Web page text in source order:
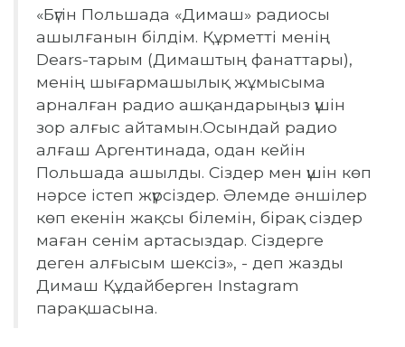
«Бүгін Польшада «Димаш» радиосы
ашылғанын білдім. Құрметті менің
Dears-тарым (Димаштың фанаттары),
менің шығармашылық жұмысыма
арналған радио ашқандарыңыз үшін
зор алғыс айтамын.Осындай радио
алғаш Аргентинада, одан кейін
Польшада ашылды. Сіздер мен үшін көп
нәрсе істеп жүрсіздер. Әлемде әншілер
көп екенін жақсы білемін, бірақ сіздер
маған сенім артасыздар. Сіздерге
деген алғысым шексіз», - деп жазды
Димаш Құдайберген Instagram
парақшасына.